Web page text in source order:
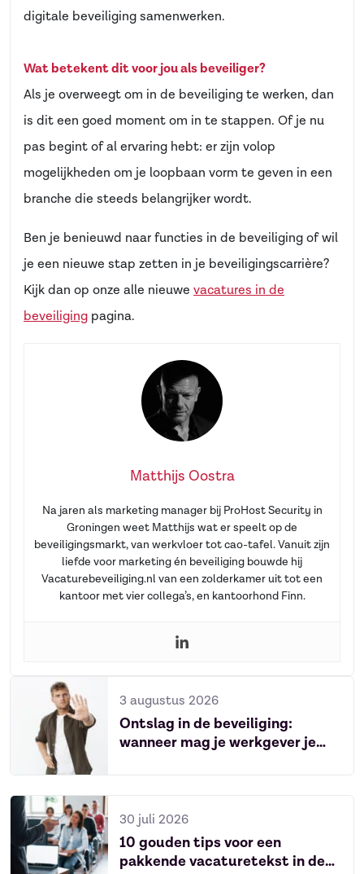
digitale beveiliging samenwerken.
Wat betekent dit voor jou als beveiliger?
Als je overweegt om in de beveiliging te werken, dan
is dit een goed moment om in te stappen. Of je nu
pas begint of al ervaring hebt: er zijn volop
mogelijkheden om je loopbaan vorm te geven in een
branche die steeds belangrijker wordt.
Ben je benieuwd naar functies in de beveiliging of wil
je een nieuwe stap zetten in je beveiligingscarrière?
Kijk dan op onze alle nieuwe vacatures in de
beveiliging pagina.
Matthijs Oostra
Na jaren als marketing manager bij ProHost Security in
Groningen weet Matthijs wat er speelt op de
beveiligingsmarkt, van werkvloer tot cao-tafel. Vanuit zijn
liefde voor marketing én beveiliging bouwde hij
Vacaturebeveiliging.nl van een zolderkamer uit tot een
kantoor met vier collega’s, en kantoorhond Finn.
3 augustus 2026
Ontslag in de beveiliging:
wanneer mag je werkgever je
30 juli 2026
10 gouden tips voor een
pakkende vacaturetekst in de
Ontvang vacatures direct in
je mailbox
×
Naam